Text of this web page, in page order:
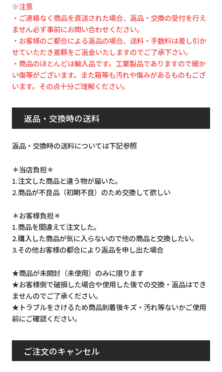
※注意
・ご連絡なく商品を直送された場合、返品・交換の受付を行え
ません必ず事前にお問い合わせください。
・お客様のご都合による返品の場合、送料・手数料は差し引か
せていただき差額をご返金いたしますのでご了承下さい。
・商品のほとんどは輸入品です。工業製品でありますので細か
い傷等がございます。また箱等も汚れや傷みがあるものもござ
います。その点十分ご理解ください。
返品・交換時の送料
返品・交換時の送料については下記参照
＊当店負担＊
1.注文した商品と違う物が届いた。
2.商品が不良品（初期不良）のため交換して欲しい
＊お客様負担＊
1.商品を間違えて注文した。
2.購入した商品が気に入らないので他の商品と交換したい。
3.その他お客様の都合により返品を申し出た場合
★商品が未開封（未使用）のみに限ります
★お客様側で破損した場合や使用した後での交換・返品はでき
ませんのでご了承ください。
★トラブルをさけるため商品到着後キズ・汚れ等ないかご使用
前にご確認ください。
ご注文のキャンセル